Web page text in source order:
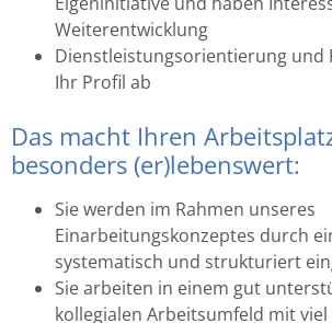
Weiterentwicklung
Dienstleistungsorientierung und
Ihr Profil ab
Das macht Ihren
besonders (er)lebenswert:
Sie werden im Rahmen unseres
Einarbeitungskonzeptes durch
systematisch und strukturiert
Sie arbeiten in einem gut
kollegialen Arbeitsumfeld mit viel